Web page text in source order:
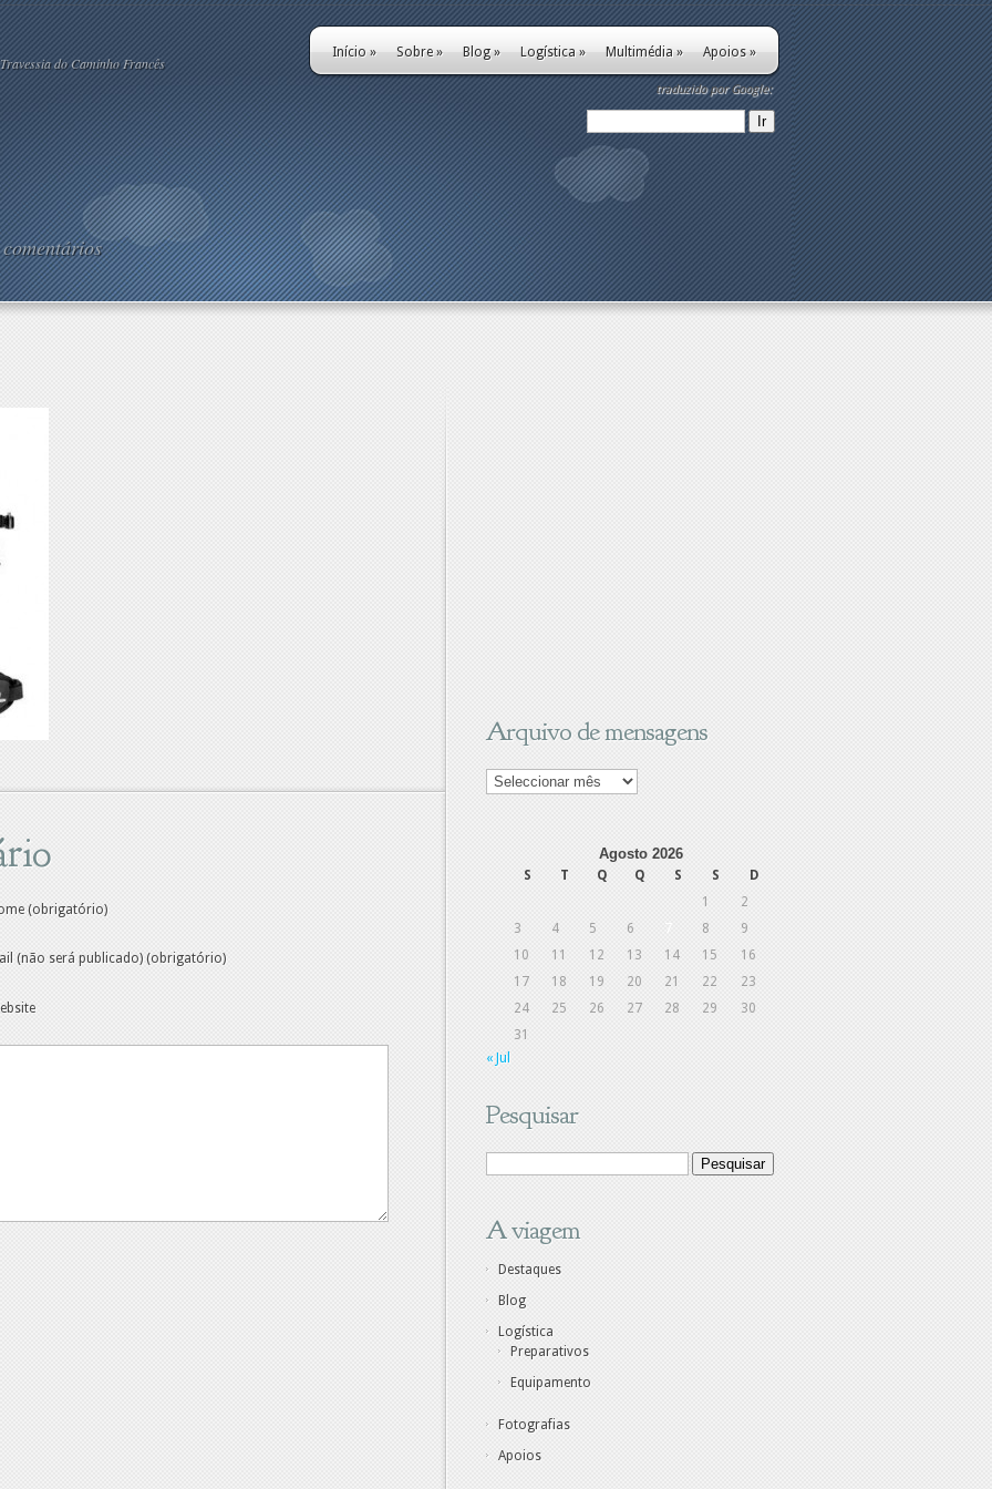
Travessia do Caminho Francês
Início » Sobre» Blog» Logística » Multimédia » Apoios »
traduzido por Google:
(obrigatório)
(não será publicado) (obrigatório)
Arquivo de mensagens
Arquivo
de
Agosto 2026
S T Q Q S S
D
1
2
3
4 5 6 8
9
10
11 12 13 14 15
16
17
18 19 20 21 22
23
24
25 26 27 28 29
30
31
« Jul
Pesquisar
A viagem
Destaques
Blog
Logística
Preparativos
Equipamento
Fotografias
Apoios